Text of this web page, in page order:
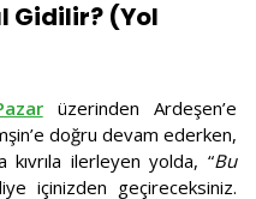
Gidilir? (Yol
üzerinden Ardeşen’e
doğru devam ederken,
kıvrıla ilerleyen yolda, “Bu
içinizden geçireceksiniz.